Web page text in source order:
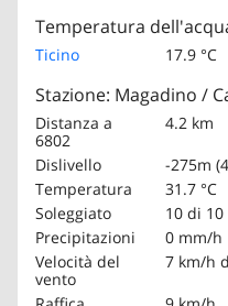
Temperatura
Ticino 17.9 °C
Stazione: Magadino /
Distanza a
6802
4.2 km
Dislivello
-275m
Temperatura
31.7 °C
Soleggiato
10 di
Precipitazioni
0 mm/h
Velocità del
vento
7 km/h